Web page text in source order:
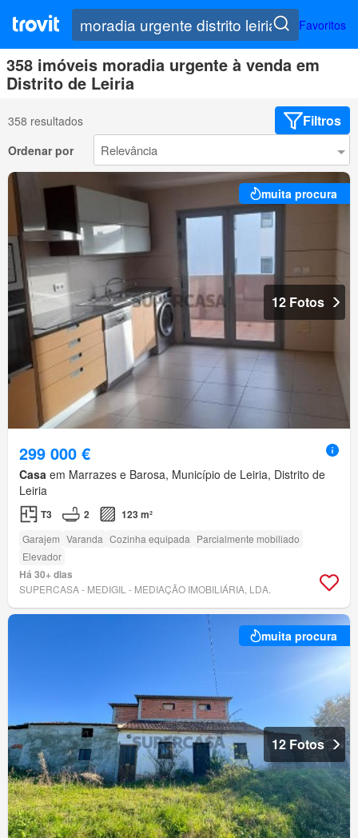
Favoritos
358 imóveis moradia urgente à venda em
Distrito de Leiria
358 resultados Filtros
Ordenar por
muita procura
12 Fotos
299 000 €
Casa em Marrazes e Barosa, Município de Leiria, Distrito de
Leiria
T3 2 123 m²
Garajem Varanda Cozinha equipada Parcialmente mobiliado
Elevador
Há 30+ dias
SUPERCASA - MEDIGIL - MEDIAÇÃO IMOBILIÁRIA, LDA.
muita procura
12 Fotos